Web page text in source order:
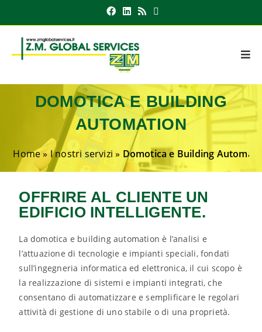
DOMOTICA E BUILDING
AUTOMATION
Home» I nostri servizi » Domotica e Building
OFFRIRE AL CLIENTE UN
EDIFICIO INTELLIGENTE.
La domotica e building automation è l’analisi e
l’attuazione di tecnologie e impianti speciali, fondati
sull’ingegneria informatica ed elettronica, il cui scopo è
la realizzazione di sistemi e impianti integrati, che
consentano di automatizzare e semplificare le regolari
attività di gestione di uno stabile o di una proprietà.